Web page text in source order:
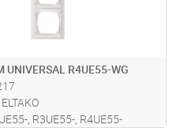
UNIVERSAL R4UE55-WG
ELTAKO
, R3UE55-, R4UE55-